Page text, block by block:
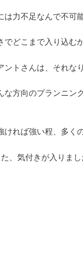
は力不足なんで不可
どこまで入り込む
トさんは、それな
方向のプランニン
れば強い程、多く
、気付きが入りまし